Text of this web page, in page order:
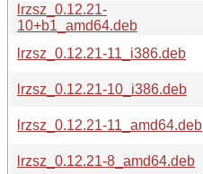
lrzsz_0.12.21-
10+b1_amd64.deb
lrzsz_0.12.21-11_i386.deb
lrzsz_0.12.21-10_i386.deb
lrzsz_0.12.21-11_amd64.deb
lrzsz_0.12.21-8_amd64.deb